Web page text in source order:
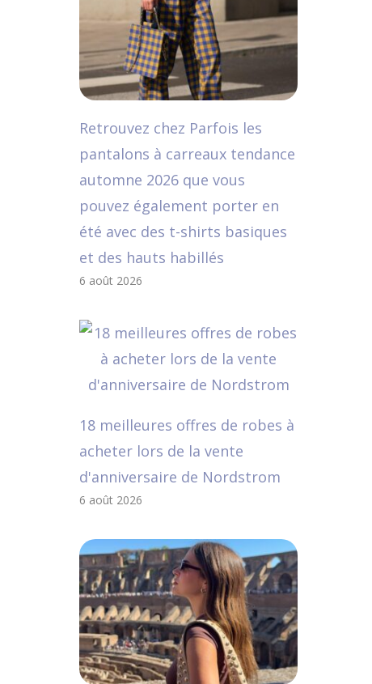
Retrouvez chez Parfois les
pantalons à carreaux tendance
automne 2026 que vous
pouvez également porter en
été avec des t-shirts basiques
et des hauts habillés
6 août 2026
18 meilleures offres de robes à
acheter lors de la vente
d'anniversaire de Nordstrom
6 août 2026